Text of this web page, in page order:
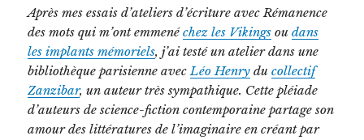
see
more
content
Après mes essais d’ateliers d’écriture avec Rémanence
des mots qui m’ont emmenéchez les Vikings oudans
les implants mémoriels, j’ai testé un atelier dans une
bibliothèque parisienne avecLéo Henry ducollectif
Zanzibar, un auteur très sympathique. Cette pléiade
d’auteurs de science-fiction contemporaine partage son
amour des littératures de l’imaginaire en créant par